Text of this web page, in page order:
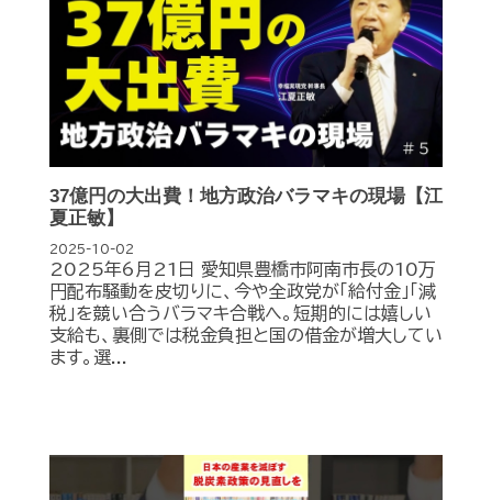
37億円の大出費！地方政治バラマキの現場【江
夏正敏】
2025-10-02
2025年6月21日 愛知県豊橋市阿南市長の10万
円配布騒動を皮切りに、今や全政党が「給付金」「減
税」を競い合うバラマキ合戦へ。短期的には嬉しい
支給も、裏側では税金負担と国の借金が増大してい
ます。選...